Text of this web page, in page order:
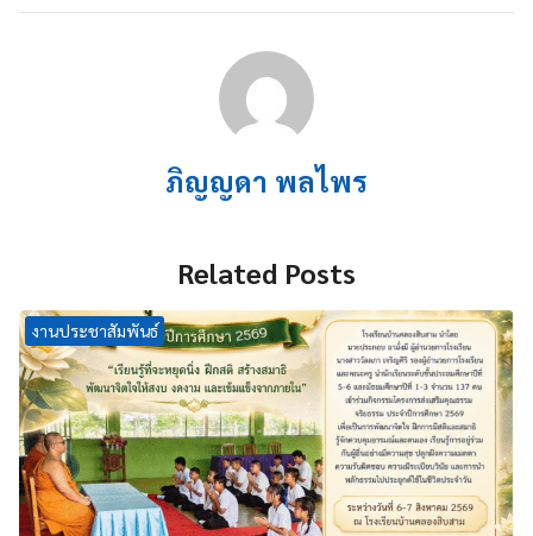
ภิญญดา พลไพร
Related Posts
งานประชาสัมพันธ์